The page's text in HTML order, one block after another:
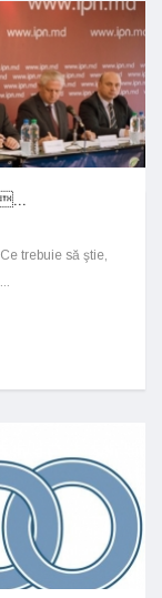
trebuie să ştie,